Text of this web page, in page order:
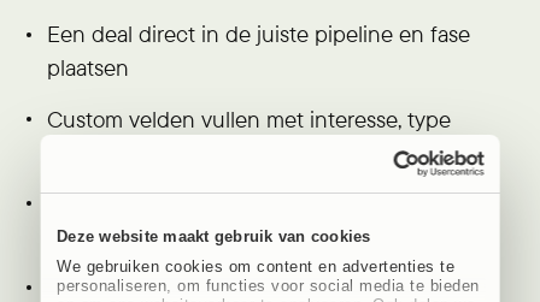
Deze website maakt gebruik van cookies
We gebruiken cookies om content en advertenties te
personaliseren, om functies voor social media te bieden
Een deal direct in de juiste pipeline en fase
plaatsen
Custom velden vullen met interesse, type
UTM-parameters meesturen voor campagne-
inzicht
Automatisch een activity aanmaken voor